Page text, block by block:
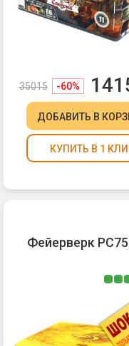
35015 -60%
ДОБАВИТЬ В
КУПИТЬ В 1
Фейерверк